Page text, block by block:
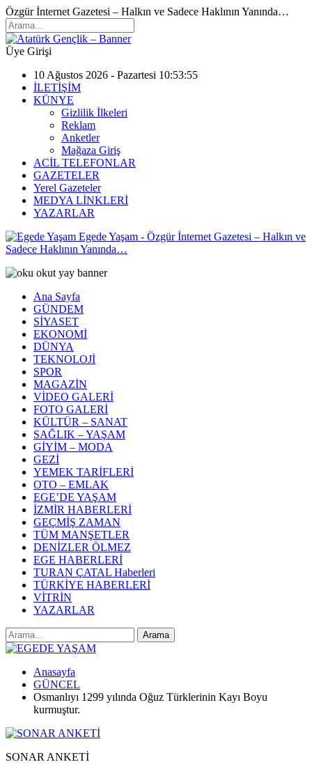
Özgür İnternet Gazetesi – Halkın ve Sadece Haklının Yanında…
Üye Girişi
10 Ağustos 2026 - Pazartesi 10:53:55
İLETİŞİM
KÜNYE
Gizlilik İlkeleri
Reklam
Anketler
Mağaza Giriş
ACİL TELEFONLAR
GAZETELER
Yerel Gazeteler
MEDYA LİNKLERİ
YAZARLAR
Egede Yaşam - Özgür İnternet Gazetesi – Halkın ve
Sadece Haklının Yanında…
Ana Sayfa
GÜNDEM
SİYASET
EKONOMİ
DÜNYA
TEKNOLOJİ
SPOR
MAGAZİN
VİDEO GALERİ
FOTO GALERİ
KÜLTÜR – SANAT
SAĞLIK – YAŞAM
GİYİM – MODA
GEZİ
YEMEK TARİFLERİ
OTO – EMLAK
EGE’DE YAŞAM
İZMİR HABERLERİ
GEÇMİŞ ZAMAN
TÜM MANŞETLER
DENİZLER ÖLMEZ
EGE HABERLERİ
TURAN ÇATAL Haberleri
TÜRKİYE HABERLERİ
VİTRİN
YAZARLAR
Anasayfa
GÜNCEL
Osmanlıyı 1299 yılında Oğuz Türklerinin Kayı Boyu
kurmuştur.
SONAR ANKETİ